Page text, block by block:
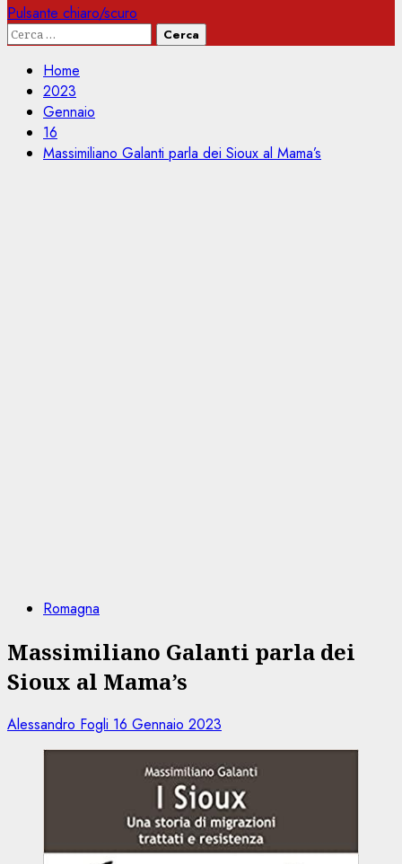
Pulsante chiaro/scuro
Ricerca
Home
2023
Gennaio
16
Massimiliano Galanti parla dei Sioux al Mama’s
Romagna
Massimiliano Galanti parla dei
Sioux al Mama’s
Alessandro Fogli 16 Gennaio 2023